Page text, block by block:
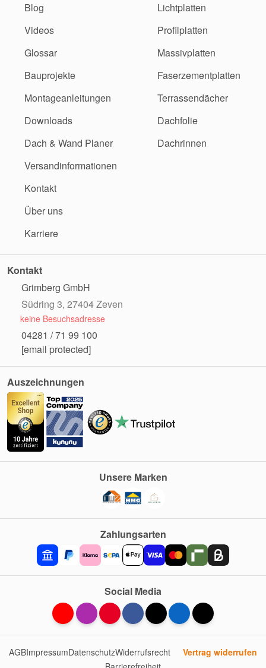
Blog
Videos
Glossar
Bauprojekte
Montageanleitungen
Downloads
Dach & Wand Planer
Versandinformationen
Kontakt
Über uns
Karriere
Lichtplatten
Profilplatten
Massivplatten
Faserzementplatten
Terrassendächer
Dachfolie
Dachrinnen
Kontakt
Grimberg GmbH
Südring 3, 27404 Zeven
keine Besuchsadresse
04281 / 71 99 100
[email protected]
Auszeichnungen
Zahlungsarten
Unsere Marken
Social Media
AGBImpressumDatenschutzWiderrufsrecht
Vertrag widerrufen